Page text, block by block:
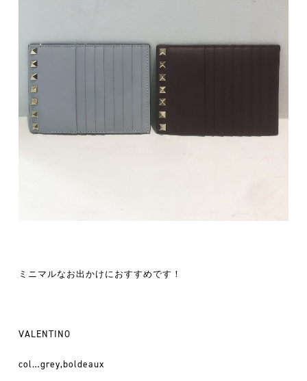
ミニマルなお出かけにおすすめです！
VALENTINO
col…grey,boldeaux